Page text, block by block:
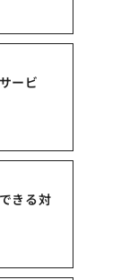
ービ
きる対